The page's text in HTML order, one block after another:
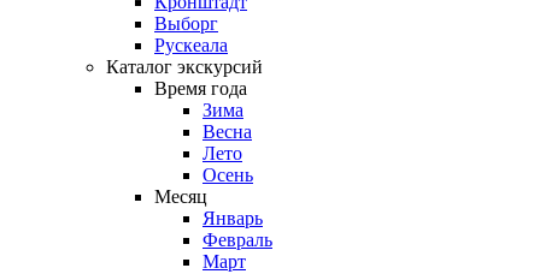
Выборг
Рускеала
Каталог экскурсий
Время года
Зима
Весна
Лето
Осень
Месяц
Январь
Февраль
Март